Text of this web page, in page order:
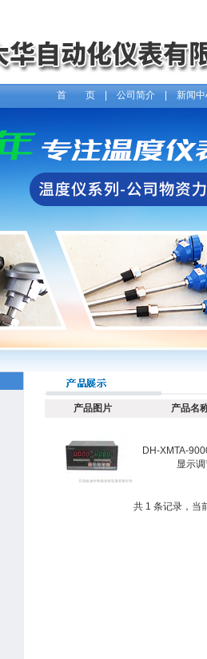
首 页| 公司简介| 新闻中
产品图片 产品名
DH-XMTA-
显示
共 1 条记录，